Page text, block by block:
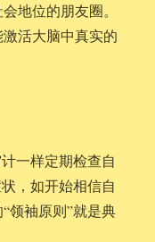
地位的朋友圈。
活大脑中真实的
一样定期检查自
，如开始相信自
领袖原则”就是典